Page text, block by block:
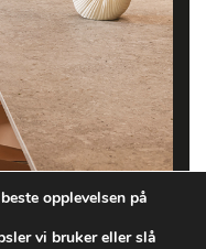
opplevelsen på
vi bruker eller slå